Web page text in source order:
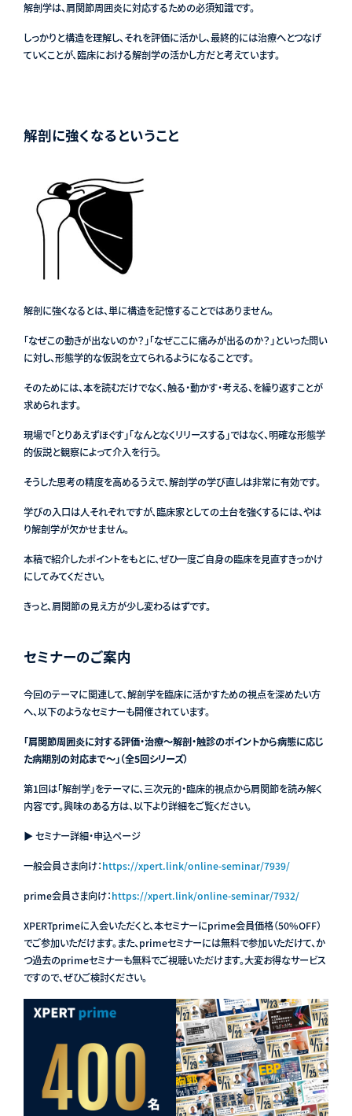
解剖学は、肩関節周囲炎に対応するための必須知識です。
しっかりと構造を理解し、それを評価に活かし、最終的には治療へとつなげ
ていくことが、臨床における解剖学の活かし方だと考えています。
解剖に強くなるということ
解剖に強くなるとは、単に構造を記憶することではありません。
「なぜこの動きが出ないのか？」「なぜここに痛みが出るのか？」といった問い
に対し、形態学的な仮説を立てられるようになることです。
そのためには、本を読むだけでなく、触る・動かす・考える、を繰り返すことが
求められます。
現場で「とりあえずほぐす」「なんとなくリリースする」ではなく、明確な形態学
的仮説と観察によって介入を行う。
そうした思考の精度を高めるうえで、解剖学の学び直しは非常に有効です。
学びの入口は人それぞれですが、臨床家としての土台を強くするには、やは
り解剖学が欠かせません。
本稿で紹介したポイントをもとに、ぜひ一度ご自身の臨床を見直すきっかけ
にしてみてください。
きっと、肩関節の見え方が少し変わるはずです。
セミナーのご案内
今回のテーマに関連して、解剖学を臨床に活かすための視点を深めたい方
へ、以下のようなセミナーも開催されています。
「肩関節周囲炎に対する評価・治療～解剖・触診のポイントから病態に応じ
た病期別の対応まで～」（全5回シリーズ）
第1回は「解剖学」をテーマに、三次元的・臨床的視点から肩関節を読み解く
内容です。興味のある方は、以下より詳細をご覧ください。
▶ セミナー詳細・申込ページ
一般会員さま向け：https://xpert.link/online-seminar/7939/
prime会員さま向け：https://xpert.link/online-seminar/7932/
XPERTprimeに入会いただくと、本セミナーにprime会員価格（50%OFF）
でご参加いただけます。また、primeセミナーには無料で参加いただけて、か
つ過去のprimeセミナーも無料でご視聴いただけます。大変お得なサービス
ですので、ぜひご検討ください。